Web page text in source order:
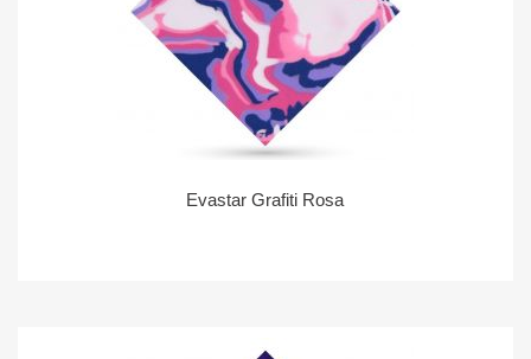
Evastar Grafiti Rosa